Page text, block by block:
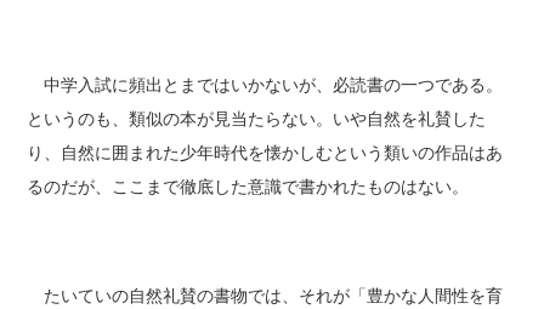
中学入試に頻出とまではいかないが、必読書の一つである。
というのも、類似の本が見当たらない。いや自然を礼賛した
り、自然に囲まれた少年時代を懐かしむという類いの作品はあ
るのだが、ここまで徹底した意識で書かれたものはない。
たいていの自然礼賛の書物では、それが「豊かな人間性を育